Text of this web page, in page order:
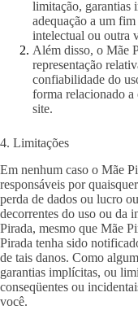
limitação, garantias
adequação a um
intelectual ou outra
Além disso, o Mãe
representação
confiabilidade do
forma relacionado a
site.
4. Limitações
Em nenhum caso o Mãe
responsáveis ​​por
perda de dados ou lucro
decorrentes do uso ou da
Pirada, mesmo que Mãe
Pirada tenha sido
de tais danos. Como
garantias implícitas, ou
conseqüentes ou
você.